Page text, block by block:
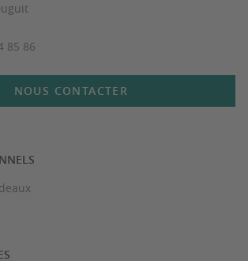
85 86
NOUS CONTACTER